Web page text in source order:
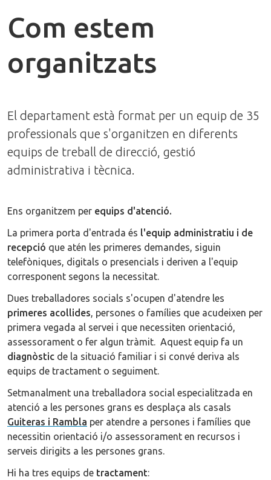
Com estem
organitzats
El departament està format per un equip de 35
professionals que s'organitzen en diferents
equips de treball de direcció, gestió
administrativa i tècnica.
Ens organitzem per equips d'atenció.
La primera porta d'entrada és l'equip administratiu i de
recepció que atén les primeres demandes, siguin
telefòniques, digitals o presencials i deriven a l'equip
corresponent segons la necessitat.
Dues treballadores socials s'ocupen d'atendre les
primeres acollides, persones o famílies que acudeixen per
primera vegada al servei i que necessiten orientació,
assessorament o fer algun tràmit. Aquest equip fa un
diagnòstic de la situació familiar i si convé deriva als
equips de tractament o seguiment.
Setmanalment una treballadora social especialitzada en
atenció a les persones grans es desplaça als casals
Guiteras i Rambla per atendre a persones i famílies que
necessitin orientació i/o assessorament en recursos i
serveis dirigits a les persones grans.
Hi ha tres equips de tractament: